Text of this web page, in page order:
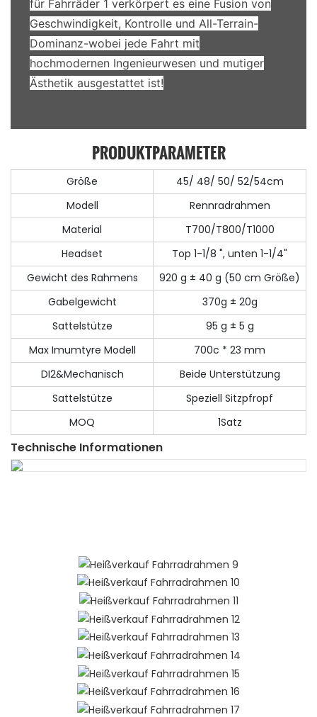
für Fahrräder 1 verkörpert es eine Fusion von
Geschwindigkeit, Kontrolle und All-Terrain-
Dominanz-wobei jede Fahrt mit
hochmodernen Ingenieurwesen und mutiger
Ästhetik ausgestattet ist!
PRODUKTPARAMETER
Größe
45/ 48/ 50/ 52/54cm
Modell
Rennradrahmen
Material
T700/T800/T1000
Headset
Top 1-1/8 ", unten 1-1/4"
Gewicht des Rahmens
920 g ± 40 g (50 cm Größe)
Gabelgewicht
370g ± 20g
Sattelstütze
95 g ± 5 g
Max Imumtyre Modell
700c * 23 mm
DI2&Mechanisch
Beide Unterstützung
Sattelstütze
Speziell Sitzpfropf
MOQ
1Satz
Technische Informationen